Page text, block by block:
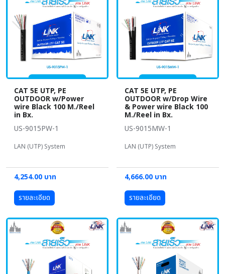
CAT 5E UTP, PE
OUTDOOR w/Power
wire Black 100 M./Reel
in Bx.
US-9015PW-1
LAN (UTP) System
4,254.00 บาท
รายละเอียด
CAT 5E UTP, PE
OUTDOOR w/Drop Wire
& Power wire Black 100
M./Reel in Bx.
US-9015MW-1
LAN (UTP) System
4,666.00 บาท
รายละเอียด